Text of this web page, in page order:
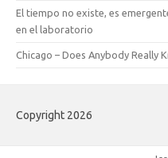
El tiempo no existe, es
en el laboratorio
Chicago – Does Anybody Really
Copyright 2026